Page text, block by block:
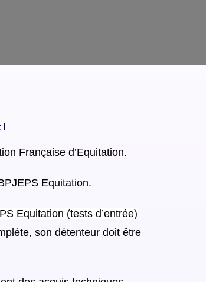
!
Française d’Equitation.
Equitation.
Equitation (tests d’entrée)
son détenteur doit être